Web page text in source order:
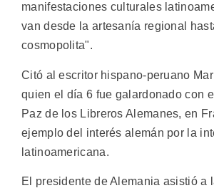
manifestaciones culturales
van desde la artesanía regional
cosmopolita".
Citó al escritor hispano-peruano
quien el día 6 fue galardonado con
Paz de los Libreros Alemanes, en
ejemplo del interés alemán por la
latinoamericana.
El presidente de Alemania asistió a